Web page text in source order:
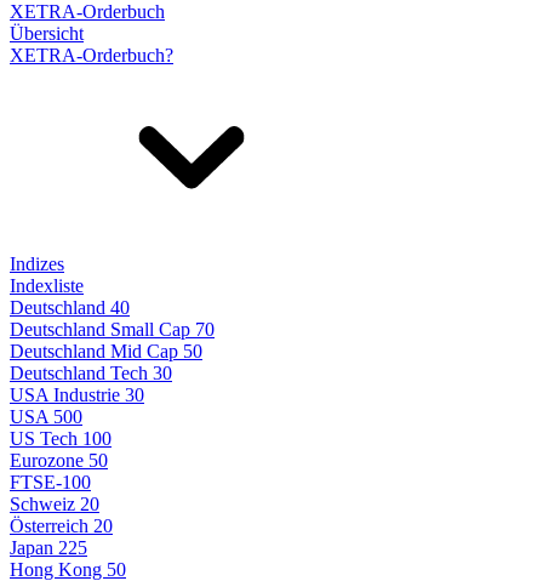
XETRA-Orderbuch
Übersicht
XETRA-Orderbuch?
Indizes
Indexliste
Deutschland 40
Deutschland Small Cap 70
Deutschland Mid Cap 50
Deutschland Tech 30
USA Industrie 30
USA 500
US Tech 100
Eurozone 50
FTSE-100
Schweiz 20
Österreich 20
Japan 225
Hong Kong 50